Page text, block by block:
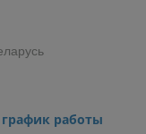
график работы